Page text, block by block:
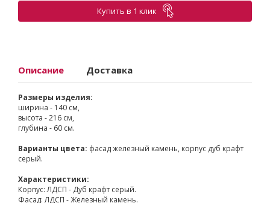
Купить в 1 клик
Описание Доставка
Размеры изделия:
ширина - 140 см,
высота - 216 см,
глубина - 60 см.
Варианты цвета: фасад железный камень, корпус дуб крафт
серый.
Характеристики:
Корпус: ЛДСП - Дуб крафт серый.
Фасад: ЛДСП - Железный камень.